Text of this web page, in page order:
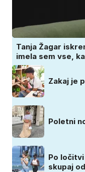
Tanja Žagar
imela sem vse,
Zakaj je
Poletni
Po
skupaj